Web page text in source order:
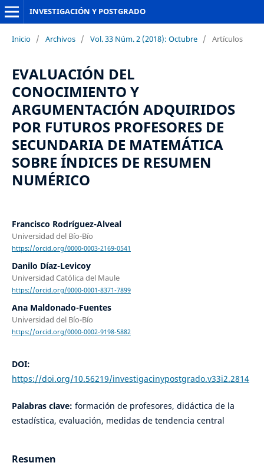
INVESTIGACIÓN Y POSTGRADO
Inicio / Archivos / Vol. 33 Núm. 2 (2018): Octubre / Artículos
EVALUACIÓN DEL
CONOCIMIENTO Y
ARGUMENTACIÓN ADQUIRIDOS
POR FUTUROS PROFESORES DE
SECUNDARIA DE MATEMÁTICA
SOBRE ÍNDICES DE RESUMEN
NUMÉRICO
Francisco Rodríguez-Alveal
Universidad del Bío-Bío
https://orcid.org/0000-0003-2169-0541
Danilo Díaz-Levicoy
Universidad Católica del Maule
https://orcid.org/0000-0001-8371-7899
Ana Maldonado-Fuentes
Universidad del Bío-Bío
https://orcid.org/0000-0002-9198-5882
DOI:
https://doi.org/10.56219/investigacinypostgrado.v33i2.2814
Palabras clave: formación de profesores, didáctica de la
estadística, evaluación, medidas de tendencia central
Resumen